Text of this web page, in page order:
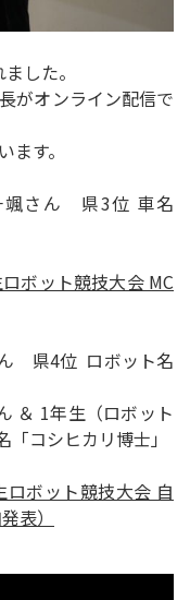
した。
がオンライン配信で
す。
さん 県3位 車名
ボット競技大会 MC
県4位 ロボット名
＆ 1年生（ロボット
コシヒカリ博士」
ロボット競技大会 自
表）